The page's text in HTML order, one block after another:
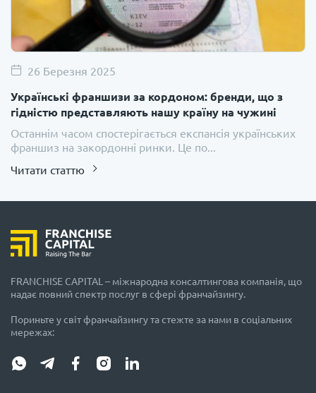
26 Березня 2025
Українські франшизи за кордоном: бренди, що з
гідністю представляють нашу країну на чужині
Останнім часом спостерігається експансія українських
франшиз на закордонні ринки. Це по...
Читати статтю
FRANCHISE CAPITAL – міжнародна консалтингова компанія, що
надає повний спектр послуг в сфері франчайзингу.
Пориньте у світ франчайзингу та стежте за нами в соціальних
мережах: